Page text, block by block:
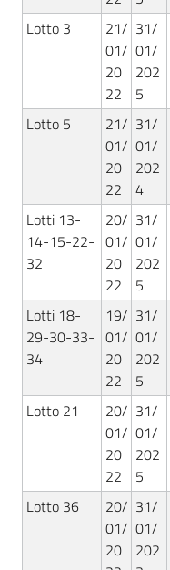
su
Lotto 3
21/
01/
20
22
31/
01/
202
5
Lotto 5
21/
01/
20
22
31/
01/
202
4
Lotti 13-
14-15-22-
32
20/
01/
20
22
31/
01/
202
5
Lotti 18-
29-30-33-
34
19/
01/
20
22
31/
01/
202
5
Lotto 21
20/
01/
20
22
31/
01/
202
5
Lotto 36
20/
01/
20
31/
01/
202